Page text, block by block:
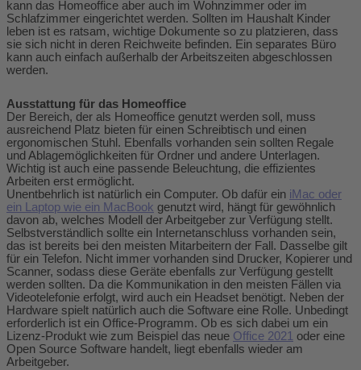
kann das Homeoffice aber auch im Wohnzimmer oder im
Schlafzimmer eingerichtet werden. Sollten im Haushalt Kinder
leben ist es ratsam, wichtige Dokumente so zu platzieren, dass
sie sich nicht in deren Reichweite befinden. Ein separates Büro
kann auch einfach außerhalb der Arbeitszeiten abgeschlossen
werden.
Ausstattung für das Homeoffice
Der Bereich, der als Homeoffice genutzt werden soll, muss
ausreichend Platz bieten für einen Schreibtisch und einen
ergonomischen Stuhl. Ebenfalls vorhanden sein sollten Regale
und Ablagemöglichkeiten für Ordner und andere Unterlagen.
Wichtig ist auch eine passende Beleuchtung, die effizientes
Arbeiten erst ermöglicht.
Unentbehrlich ist natürlich ein Computer. Ob dafür ein iMac oder
ein Laptop wie ein MacBook genutzt wird, hängt für gewöhnlich
davon ab, welches Modell der Arbeitgeber zur Verfügung stellt.
Selbstverständlich sollte ein Internetanschluss vorhanden sein,
das ist bereits bei den meisten Mitarbeitern der Fall. Dasselbe gilt
für ein Telefon. Nicht immer vorhanden sind Drucker, Kopierer und
Scanner, sodass diese Geräte ebenfalls zur Verfügung gestellt
werden sollten. Da die Kommunikation in den meisten Fällen via
Videotelefonie erfolgt, wird auch ein Headset benötigt. Neben der
Hardware spielt natürlich auch die Software eine Rolle. Unbedingt
erforderlich ist ein Office-Programm. Ob es sich dabei um ein
Lizenz-Produkt wie zum Beispiel das neue Office 2021 oder eine
Open Source Software handelt, liegt ebenfalls wieder am
Arbeitgeber.